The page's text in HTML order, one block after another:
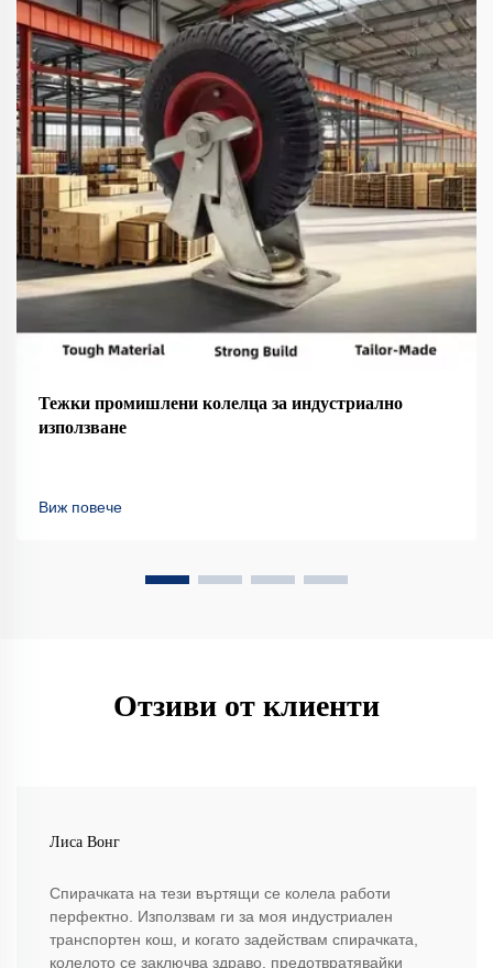
Тежки промишлени колелца за индустриално
използване
Виж повече
Отзиви от клиенти
Лиса Вонг
Спирачката на тези въртящи се колела работи
перфектно. Използвам ги за моя индустриален
транспортен кош, и когато задействам спирачката,
колелото се заключва здраво, предотвратявайки